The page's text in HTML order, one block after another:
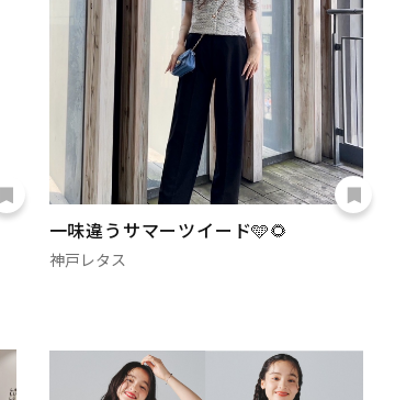
一味違うサマーツイード🩵🌻
神戸レタス